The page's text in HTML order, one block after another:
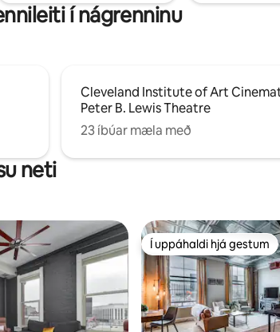
í nágrenninu
Cleveland Institute of Art
Peter B. Lewis Theatre
23 íbúar mæla með
neti
Í uppáhaldi hjá gestum
Í uppáhaldi hjá gestum